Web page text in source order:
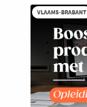
VLAAMS-BRABANT